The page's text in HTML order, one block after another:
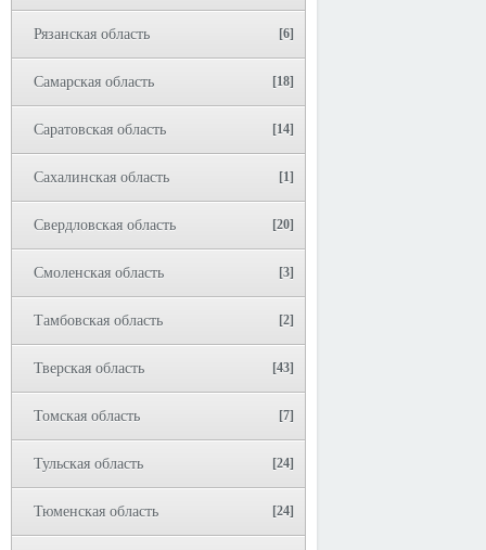
Рязанская область [6]
Самарская область [18]
Саратовская область [14]
Сахалинская область [1]
Свердловская область [20]
Смоленская область [3]
Тамбовская область [2]
Тверская область [43]
Томская область [7]
Тульская область [24]
Тюменская область [24]